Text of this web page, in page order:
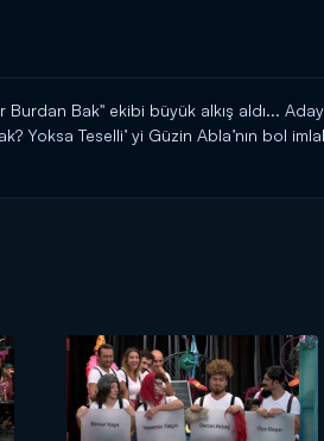
Bak" ekibi büyük alkış aldı...
Yoksa Teselli’ yi Güzin Abla’nın bol
prenses ve üç cücelere elma